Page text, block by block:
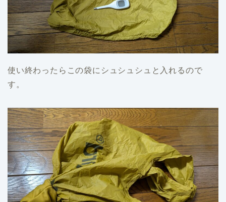
使い終わったらこの袋にシュシュシュと入れるので
す。